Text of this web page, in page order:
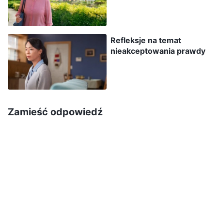
masz rację, powinnaś podzielić się swoją opinią i
omówić ją z innymi. Nawet jeśli powiesz coś nie
tak, później można to z łatwością poprawić”.
Gdy usłyszałam słowa kierowniczki, poczułam się
bardzo nieswojo. Moje skażone usposobienie
zbyt mocno mnie jednak ograniczało i nadal nie
widzenia. Ponieważ z powodu małego potencjału
Refleksje na temat
nieakceptowania prawdy
Zamieść odpowiedź